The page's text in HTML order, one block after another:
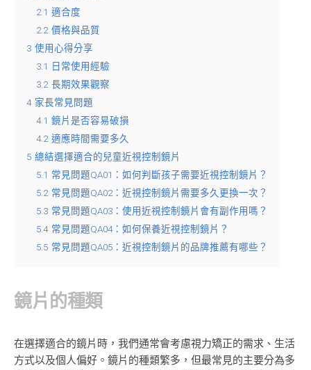
2.1 適合度
2.2 價格與品質
3 使用心得分享
3.1
日常使用經驗
3.2 長期效果觀察
4 家長常見問題
4.1 鏡片是否容易破損
4.2 適應時間需要多久
5 總結選擇適合的兒童近視控制鏡片
5.1 常見問題QA01：如何判斷孩子需要近視控制鏡片？
5.2 常見問題QA02：近視控制鏡片需要多久更換一次？
5.3 常見問題QA03：使用近視控制鏡片會有副作用嗎？
5.4 常見問題QA04：如何保養近視控制鏡片？
5.5 常見問題QA05：近視控制鏡片的品牌推薦有哪些？
鏡片的種類
在選擇適合的鏡片時，我們通常會考慮視力矯正的需求、生活
方式以及個人偏好。鏡片的種類繁多，但最常見的主要分為多